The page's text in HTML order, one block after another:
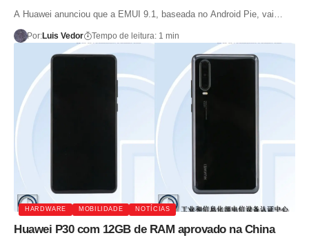
A Huawei anunciou que a EMUI 9.1, baseada no Android Pie, vai…
Por:Luis Vedor Tempo de leitura: 1 min
HARDWARE MOBILIDADE NOTÍCIAS
Huawei P30 com 12GB de RAM aprovado na China